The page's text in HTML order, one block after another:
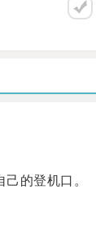
的登机口。